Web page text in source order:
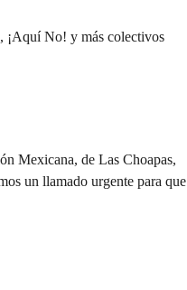
¡Aquí No! y más colectivos
Mexicana, de Las Choapas,
un llamado urgente para que